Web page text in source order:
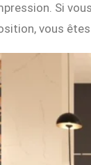
Si
vous